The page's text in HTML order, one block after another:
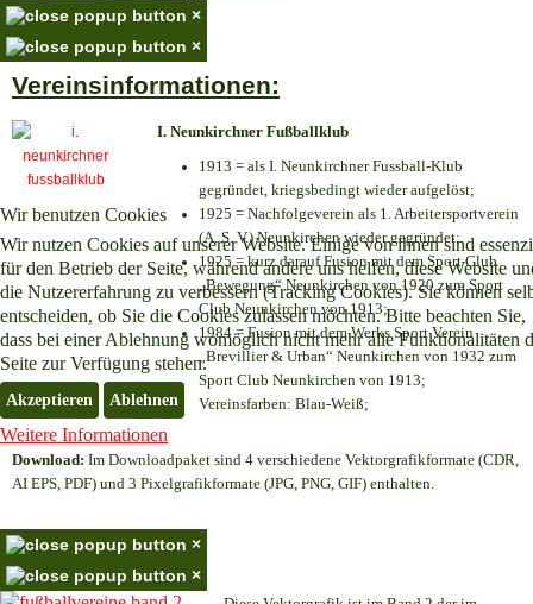
Wir benutzen Cookies
Wir nutzen Cookies auf unserer Website. Einige von ihnen sind
für den Betrieb der Seite, während andere uns helfen, diese Website
die Nutzererfahrung zu verbessern (Tracking Cookies). Sie können
entscheiden, ob Sie die Cookies zulassen möchten. Bitte beachten Sie,
dass bei einer Ablehnung womöglich nicht mehr alle Funktionalitäten
Seite zur Verfügung stehen.
Akzeptieren Ablehnen
Weitere Informationen
×
×
Vereinsinformationen:
I. Neunkirchner Fußballklub
1913 = als I. Neunkirchner Fussball-Klub
gegründet, kriegsbedingt wieder aufgelöst;
1925 = Nachfolgeverein als 1. Arbeitersportverein
(A. S. V.) Neunkirchen wieder gegründet;
1925 = kurz darauf Fusion mit dem Sport Club
„Bewegung“ Neunkirchen von 1920 zum Sport
Club Neunkirchen von 1913;
1984 = Fusion mit dem Werks Sport Verein
„Brevillier & Urban“ Neunkirchen von 1932 zum
Sport Club Neunkirchen von 1913;
Vereinsfarben: Blau-Weiß;
Download: Im Downloadpaket sind 4 verschiedene Vektorgrafikformate (CDR,
AI EPS, PDF) und 3 Pixelgrafikformate (JPG, PNG, GIF) enthalten.
×
×